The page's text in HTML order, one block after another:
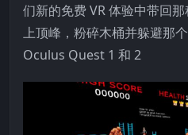
们新的免费 VR 体验中带回
上顶峰，粉碎木桶并躲避那
Oculus Quest 1 和 2